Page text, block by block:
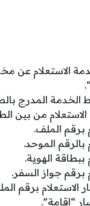
الاستعلام عن
“.
الخدمة المدرج
من بين
برقم الملف.
بالرقم الموحد.
ببطاقة الهوية.
برقم جواز السفر.
الاستعلام برقم
“إقامة”.